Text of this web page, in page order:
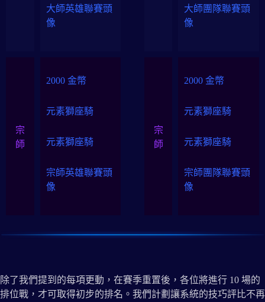
大師英雄聯賽頭
像
大師團隊聯賽頭
像
宗
師
2000 金幣
元素獅座騎
元素獅座騎
宗師英雄聯賽頭
像
宗
師
2000 金幣
元素獅座騎
元素獅座騎
宗師團隊聯賽頭
像
除了我們提到的每項更動，在賽季重置後，各位將進行 10 場的
排位戰，才可取得初步的排名。我們計劃讓系統的技巧評比不再